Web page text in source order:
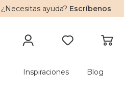
¿Necesitas ayuda? Escríbenos
Inspiraciones Blog